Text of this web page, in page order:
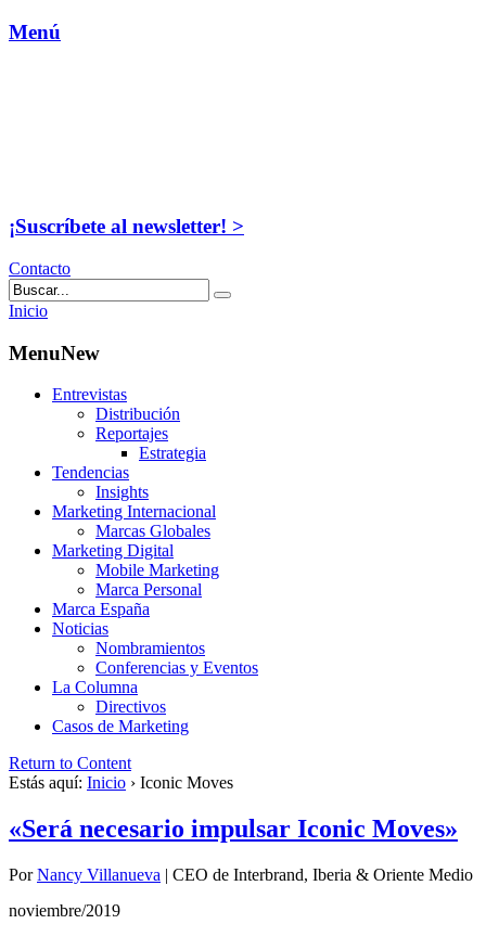
Menú
¡Suscríbete al newsletter! >
Contacto
Inicio
MenuNew
Entrevistas
Distribución
Reportajes
Estrategia
Tendencias
Insights
Marketing Internacional
Marcas Globales
Marketing Digital
Mobile Marketing
Marca Personal
Marca España
Noticias
Nombramientos
Conferencias y Eventos
La Columna
Directivos
Casos de Marketing
Return to Content
Estás aquí: Inicio › Iconic Moves
«Será necesario impulsar Iconic Moves»
PorNancy Villanueva | CEO de Interbrand, Iberia & Oriente Medio
noviembre/2019